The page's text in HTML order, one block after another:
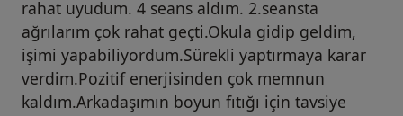
rahat uyudum. 4 seans aldım. 2.seansta
ağrılarım çok rahat geçti.Okula gidip geldim,
işimi yapabiliyordum.Sürekli yaptırmaya karar
verdim.Pozitif enerjisinden çok memnun
kaldım.Arkadaşımın boyun fıtığı için tavsiye